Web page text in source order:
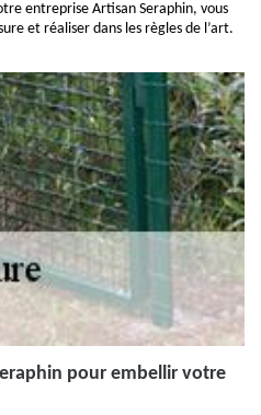
entreprise Artisan Seraphin, vous
et réaliser dans les règles de l’art.
pour embellir votre